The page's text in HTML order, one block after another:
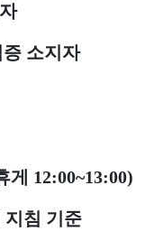
소지자
게 12:00~13:00)
지침 기준